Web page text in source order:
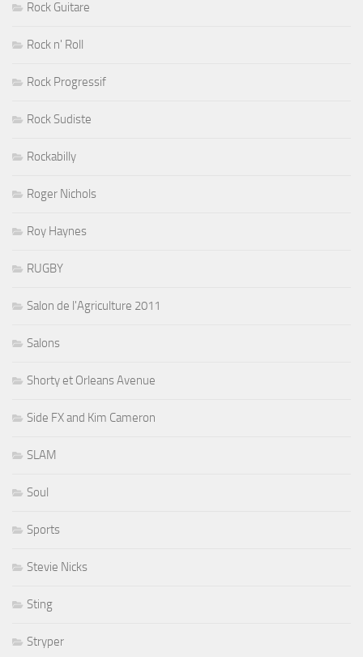
Rock Guitare
Rock n' Roll
Rock Progressif
Rock Sudiste
Rockabilly
Roger Nichols
Roy Haynes
RUGBY
Salon de l'Agriculture 2011
Salons
Shorty et Orleans Avenue
Side FX and Kim Cameron
SLAM
Soul
Sports
Stevie Nicks
Sting
Stryper